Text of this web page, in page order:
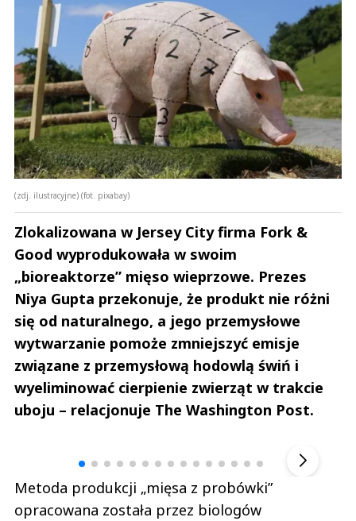
(zdj. ilustracyjne) (fot. pixabay)
Zlokalizowana w Jersey City firma Fork &
Good wyprodukowała w swoim
„bioreaktorze” mięso wieprzowe. Prezes
Niya Gupta przekonuje, że produkt nie różni
się od naturalnego, a jego przemysłowe
wytwarzanie pomoże zmniejszyć emisje
związane z przemysłową hodowlą świń i
wyeliminować cierpienie zwierząt w trakcie
uboju – relacjonuje The Washington Post.
Metoda produkcji „mięsa z probówki”
opracowana została przez biologów